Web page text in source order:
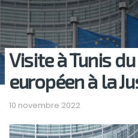
Visite à Tunis
européen à la
10 novembre 2022